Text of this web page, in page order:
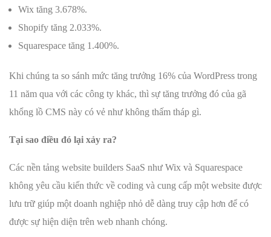
Wix tăng 3.678%.
Shopify tăng 2.033%.
Squarespace tăng 1.400%.
Khi chúng ta so sánh mức tăng trưởng 16% của WordPress trong
11 năm qua với các công ty khác, thì sự tăng trưởng đó của gã
khổng lồ CMS này có vẻ như không thấm tháp gì.
Tại sao điều đó lại xảy ra?
Các nền tảng website builders SaaS như Wix và Squarespace
không yêu cầu kiến thức về coding và cung cấp một website được
lưu trữ giúp một doanh nghiệp nhỏ dễ dàng truy cập hơn để có
được sự hiện diện trên web nhanh chóng.